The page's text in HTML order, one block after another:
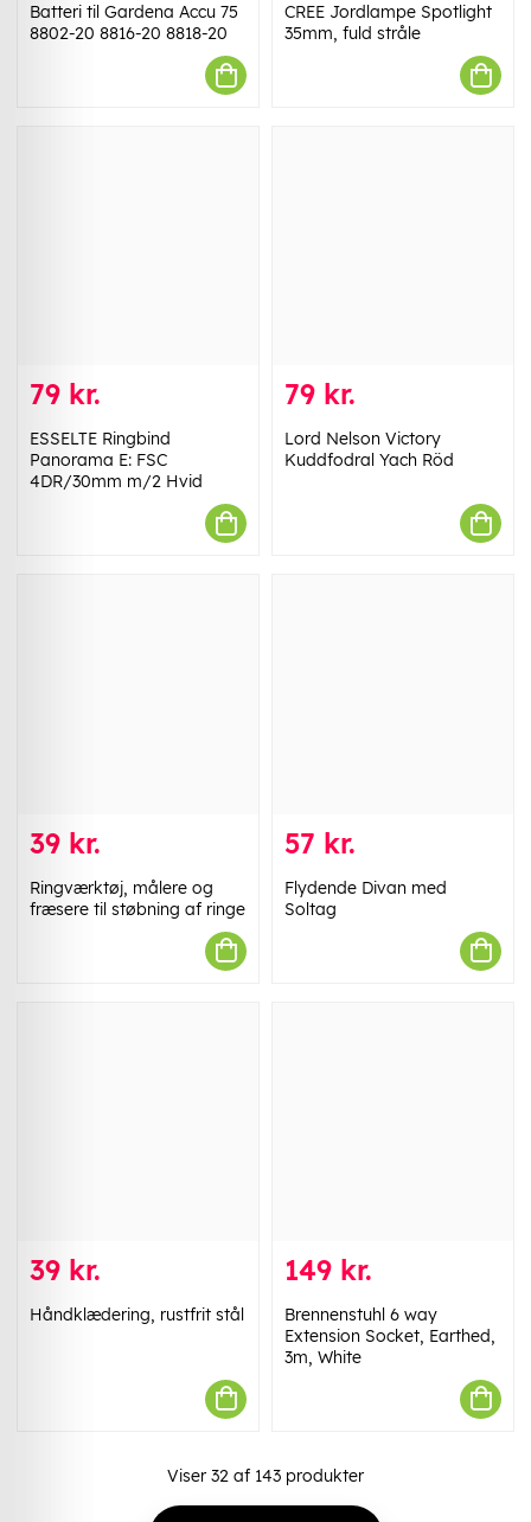
Batteri til Gardena Accu 75
8802-20 8816-20 8818-20
CREE Jordlampe Spotlight
35mm, fuld stråle
79 kr.
ESSELTE Ringbind
Panorama E: FSC
4DR/30mm m/2 Hvid
79 kr.
Lord Nelson Victory
Kuddfodral Yach Röd
39 kr.
Ringværktøj, målere og
fræsere til støbning af ringe
57 kr.
Flydende Divan med
Soltag
39 kr.
Håndklædering, rustfrit stål
149 kr.
Brennenstuhl 6 way
Extension Socket, Earthed,
3m, White
Viser 32 af 143 produkter